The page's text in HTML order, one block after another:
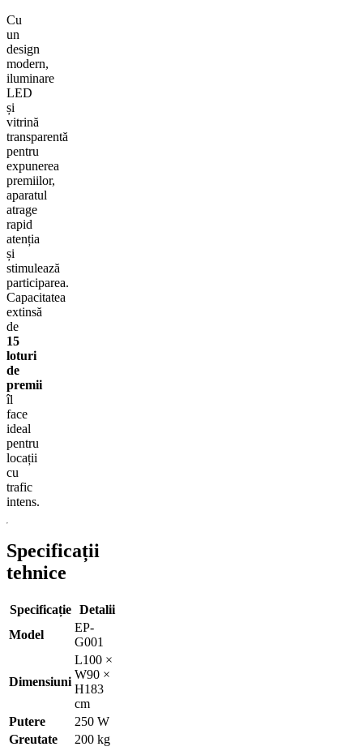
Cu
un
design
modern,
iluminare
LED
și
vitrină
transparentă
pentru
expunerea
premiilor,
aparatul
atrage
rapid
atenția
și
stimulează
participarea.
Capacitatea
extinsă
de
15
loturi
de
premii
îl
face
ideal
pentru
locații
cu
trafic
intens.
Specificații
tehnice
Specificație
Detalii
Model
EP-
G001
Dimensiuni
L100 ×
W90 ×
H183
cm
Putere
250 W
Greutate
200 kg